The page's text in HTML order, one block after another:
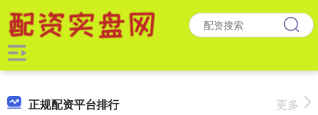
正规配资平台排行 更多